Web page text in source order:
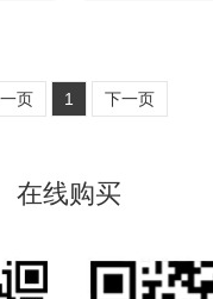
页 1 下一页
在线购买